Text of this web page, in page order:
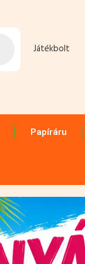
Játékbolt
Papíráru